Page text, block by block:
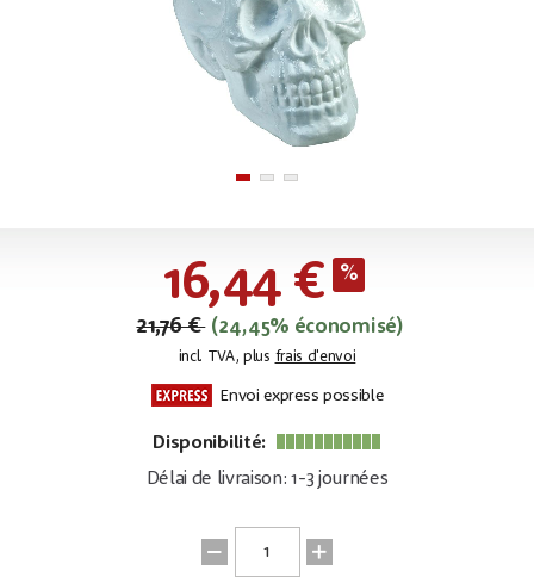
16,44 €
21,76 € (24,45% économisé)
incl. TVA, plus frais d'envoi
Envoi express possible
Disponibilité:
Délai de livraison: 1-3 journées